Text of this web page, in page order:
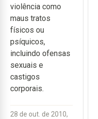
violência como
maus tratos
físicos ou
psíquicos,
incluindo ofensas
sexuais e
castigos
corporais.
28 de out. de 2010,